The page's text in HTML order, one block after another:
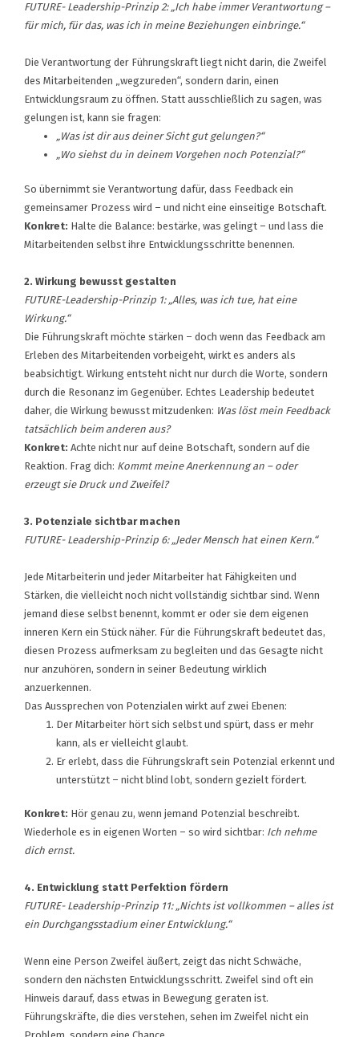
FUTURE- Leadership-Prinzip 2: „Ich habe immer Verantwortung –
für mich, für das, was ich in meine Beziehungen einbringe.“
Die Verantwortung der Führungskraft liegt nicht darin, die Zweifel
des Mitarbeitenden „wegzureden“, sondern darin, einen
Entwicklungsraum zu öffnen. Statt ausschließlich zu sagen, was
gelungen ist, kann sie fragen:
„Was ist dir aus deiner Sicht gut gelungen?“
„Wo siehst du in deinem Vorgehen noch Potenzial?“
So übernimmt sie Verantwortung dafür, dass Feedback ein
gemeinsamer Prozess wird – und nicht eine einseitige Botschaft.
Konkret: Halte die Balance: bestärke, was gelingt – und lass die
Mitarbeitenden selbst ihre Entwicklungsschritte benennen.
2. Wirkung bewusst gestalten
FUTURE-Leadership-Prinzip 1: „Alles, was ich tue, hat eine
Wirkung.“
Die Führungskraft möchte stärken – doch wenn das Feedback am
Erleben des Mitarbeitenden vorbeigeht, wirkt es anders als
beabsichtigt. Wirkung entsteht nicht nur durch die Worte, sondern
durch die Resonanz im Gegenüber. Echtes Leadership bedeutet
daher, die Wirkung bewusst mitzudenken: Was löst mein Feedback
tatsächlich beim anderen aus?
Konkret: Achte nicht nur auf deine Botschaft, sondern auf die
Reaktion. Frag dich: Kommt meine Anerkennung an – oder
erzeugt sie Druck und Zweifel?
3. Potenziale sichtbar machen
FUTURE- Leadership-Prinzip 6: „Jeder Mensch hat einen Kern.“
Jede Mitarbeiterin und jeder Mitarbeiter hat Fähigkeiten und
Stärken, die vielleicht noch nicht vollständig sichtbar sind. Wenn
jemand diese selbst benennt, kommt er oder sie dem eigenen
inneren Kern ein Stück näher. Für die Führungskraft bedeutet das,
diesen Prozess aufmerksam zu begleiten und das Gesagte nicht
nur anzuhören, sondern in seiner Bedeutung wirklich
anzuerkennen.
Das Aussprechen von Potenzialen wirkt auf zwei Ebenen:
Der Mitarbeiter hört sich selbst und spürt, dass er mehr
kann, als er vielleicht glaubt.
Er erlebt, dass die Führungskraft sein Potenzial erkennt und
unterstützt – nicht blind lobt, sondern gezielt fördert.
Konkret: Hör genau zu, wenn jemand Potenzial beschreibt.
Wiederhole es in eigenen Worten – so wird sichtbar: Ich nehme
dich ernst.
4. Entwicklung statt Perfektion fördern
FUTURE- Leadership-Prinzip 11: „Nichts ist vollkommen – alles ist
ein Durchgangsstadium einer Entwicklung.“
Wenn eine Person Zweifel äußert, zeigt das nicht Schwäche,
sondern den nächsten Entwicklungsschritt. Zweifel sind oft ein
Hinweis darauf, dass etwas in Bewegung geraten ist.
Führungskräfte, die dies verstehen, sehen im Zweifel nicht ein